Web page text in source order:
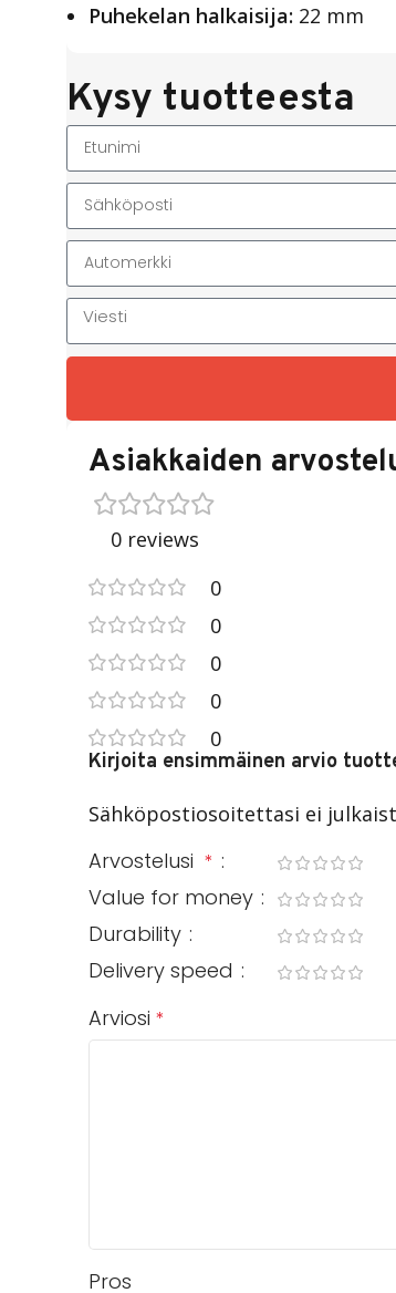
Puhekelan halkaisija: 22 mm
Kysy tuotteesta
Asiakkaiden
0 reviews
0
0
0
0
0
Kirjoita ensimmäinen arvio
Sähköpostiosoitettasi ei
Arvostelusi *
Value for money
Durability
Delivery speed
Arviosi *
Pros